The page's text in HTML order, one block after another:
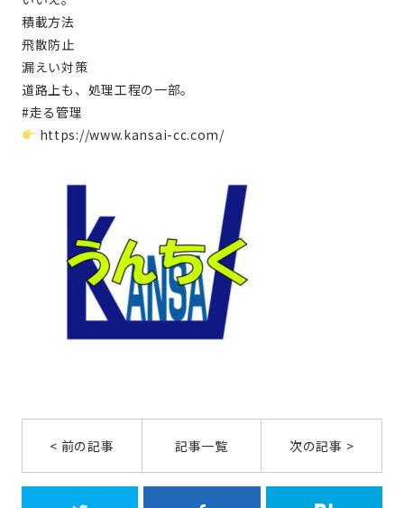
積載方法
飛散防止
漏えい対策
道路上も、処理工程の一部。
#走る管理
https://www.kansai-cc.com/
< 前の記事 記事一覧 次の記事 >